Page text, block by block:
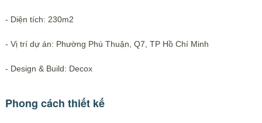
- Diện tích: 230m2
- Vị trí dự án: Phường Phú Thuận, Q7, TP Hồ Chí Minh
- Design & Build: Decox
Phong cách thiết kế